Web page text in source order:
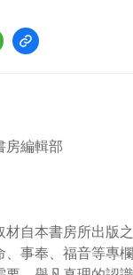
房編輯部
材自本書房所出版
、事奉、福音等專